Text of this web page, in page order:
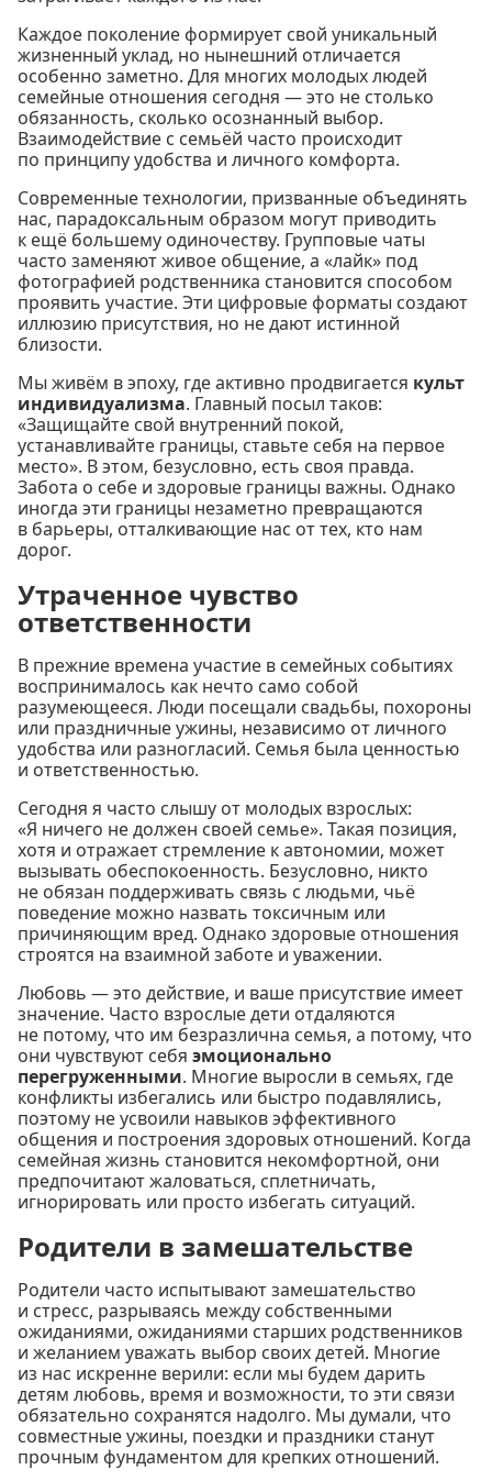
Каждое поколение формирует свой уникальный
жизненный уклад, но нынешний отличается
особенно заметно. Для многих молодых людей
семейные отношения сегодня — это не столько
обязанность, сколько осознанный выбор.
Взаимодействие с семьёй часто происходит
по принципу удобства и личного комфорта.
Современные технологии, призванные объединять
нас, парадоксальным образом могут приводить
к ещё большему одиночеству. Групповые чаты
часто заменяют живое общение, а «лайк» под
фотографией родственника становится способом
проявить участие. Эти цифровые форматы создают
иллюзию присутствия, но не дают истинной
близости.
Мы живём в эпоху, где активно продвигается культ
индивидуализма. Главный посыл таков:
«Защищайте свой внутренний покой,
устанавливайте границы, ставьте себя на первое
место». В этом, безусловно, есть своя правда.
Забота о себе и здоровые границы важны. Однако
иногда эти границы незаметно превращаются
в барьеры, отталкивающие нас от тех, кто нам
дорог.
Утраченное чувство
ответственности
В прежние времена участие в семейных событиях
воспринималось как нечто само собой
разумеющееся. Люди посещали свадьбы, похороны
или праздничные ужины, независимо от личного
удобства или разногласий. Семья была ценностью
и ответственностью.
Сегодня я часто слышу от молодых взрослых:
«Я ничего не должен своей семье». Такая позиция,
хотя и отражает стремление к автономии, может
вызывать обеспокоенность. Безусловно, никто
не обязан поддерживать связь с людьми, чьё
поведение можно назвать токсичным или
причиняющим вред. Однако здоровые отношения
строятся на взаимной заботе и уважении.
Любовь — это действие, и ваше присутствие имеет
значение. Часто взрослые дети отдаляются
не потому, что им безразлична семья, а потому, что
они чувствуют себя эмоционально
перегруженными. Многие выросли в семьях, где
конфликты избегались или быстро подавлялись,
поэтому не усвоили навыков эффективного
общения и построения здоровых отношений. Когда
семейная жизнь становится некомфортной, они
предпочитают жаловаться, сплетничать,
игнорировать или просто избегать ситуаций.
Родители в замешательстве
Родители часто испытывают замешательство
и стресс, разрываясь между собственными
ожиданиями, ожиданиями старших родственников
и желанием уважать выбор своих детей. Многие
из нас искренне верили: если мы будем дарить
детям любовь, время и возможности, то эти связи
обязательно сохранятся надолго. Мы думали, что
совместные ужины, поездки и праздники станут
прочным фундаментом для крепких отношений.